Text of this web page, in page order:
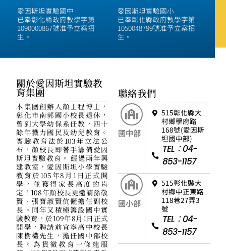
愛因斯坦實驗國中
已奉彰化縣政府教學字第
1090000867號准予立案招
生。
愛因斯坦實驗國小
已奉彰化縣政府教學字第
1050048799號准予立案招
生。
關於愛因斯坦實驗教
育集團
本集團創辦人顏士程博士，
彰化市南郭國小校長退休，
曾到大學幼保系任教，四十
餘年戮力國民及幼兒教育。
實驗教育法於103年立法公
布，顏校長即著手籌備愛因
斯坦實驗教育。 經過兩年興
建教室，愛因斯坦小學實驗
教育於105年8月1日正式開
學，並獲得家長高度的肯
定！108年顏校長更邀請孫敬
賢、張寶淑賢伉儷擔任副校
長。同年又積極籌設國中實
驗教育，於109年8月1日正式
開學，聘請前宜寧高中校長
陳樹欉先生，擔任國中部校
長。為貫徹教育一條龍服
聯絡我們
國中部
515彰化縣大
村鄉學府路
168號(愛因斯
坦國中部)
TEL：04-
853-1157
國小部
515彰化縣大
村鄉中正東路
118巷27弄3
號
TEL：04-
853-1157